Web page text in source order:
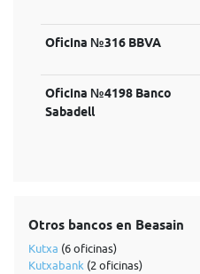
Oficina №316 BBVA
Oficina №4198 Banco
Sabadell
Otros bancos en Beasain
Kutxa (6 oficinas)
Kutxabank (2 oficinas)